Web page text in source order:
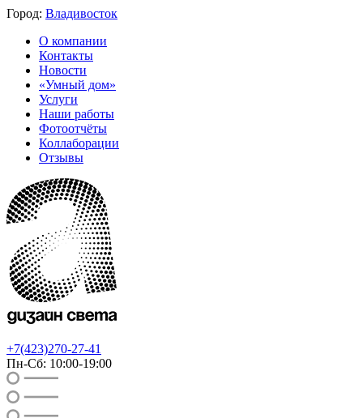
Город: Владивосток
О компании
Контакты
Новости
«Умный дом»
Услуги
Наши работы
Фотоотчёты
Коллаборации
Отзывы
+7(423)270-27-41
Пн-Сб: 10:00-19:00